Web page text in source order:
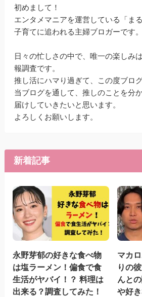
初めまして！
エンタメマニアを運営している「ま
子育てに追われる主婦ブロガーです。
日々の忙しさの中で、唯一の楽しみ
報調査です。
推し活にハマり過ぎて、この度ブロ
当ブログを通して、推しのことを分
届けしていきたいと思います。
よろしくお願いします。
新着記事
永野芽郁の好きな食べ物
は塩ラーメン！偏食で食
生活がヤバイ！？ 料理は
出来る？調査してみた！
マカ
りの
んと
や好